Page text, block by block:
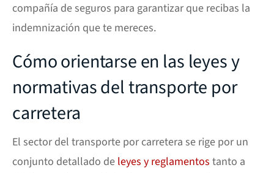
compañía de seguros para garantizar que recibas la
indemnización que te mereces.
Cómo orientarse en las leyes y
normativas del transporte por
carretera
El sector del transporte por carretera se rige por un
conjunto detallado de leyes y reglamentos tanto a